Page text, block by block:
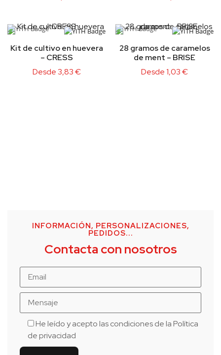
Kit de cultivo en huevera
– CRESS
Desde3,83€
28 gramos de caramelos
de ment – BRISE
Desde1,03€
INFORMACIÓN, PERSONALIZACIONES,
PEDIDOS...
Contacta con nosotros
He leído y acepto las condiciones de laPolítica
de privacidad